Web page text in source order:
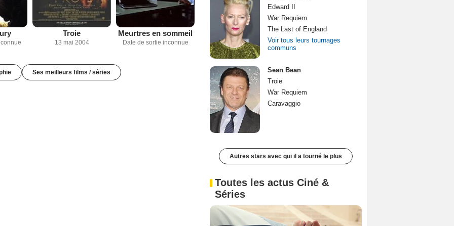
Troie
13 mai 2004
Meurtres en sommeil
Date de sortie inconnue
Ses meilleurs films / séries
Edward II
War Requiem
The Last of England
Voir tous leurs tournages
communs
Sean Bean
Troie
War Requiem
Caravaggio
Autres stars avec qui il a tourné le plus
Toutes les actus Ciné &
Séries